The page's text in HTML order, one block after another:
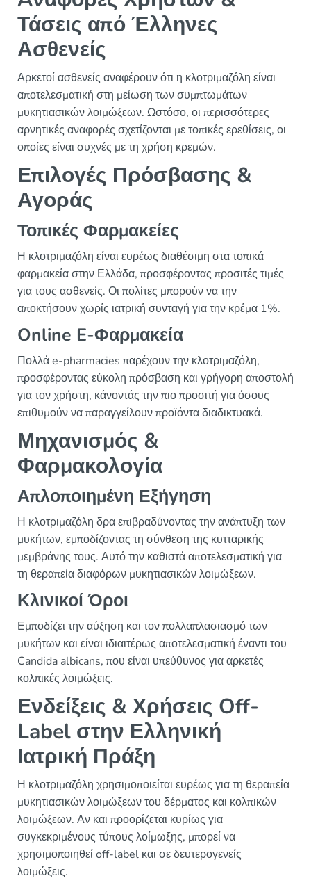
Τάσεις από Έλληνες
Ασθενείς
Αρκετοί ασθενείς αναφέρουν ότι η κλοτριμαζόλη είναι
αποτελεσματική στη μείωση των συμπτωμάτων
μυκητιασικών λοιμώξεων. Ωστόσο, οι περισσότερες
αρνητικές αναφορές σχετίζονται με τοπικές ερεθίσεις, οι
οποίες είναι συχνές με τη χρήση κρεμών.
Επιλογές Πρόσβασης &
Αγοράς
Τοπικές Φαρμακείες
Η κλοτριμαζόλη είναι ευρέως διαθέσιμη στα τοπικά
φαρμακεία στην Ελλάδα, προσφέροντας προσιτές τιμές
για τους ασθενείς. Οι πολίτες μπορούν να την
αποκτήσουν χωρίς ιατρική συνταγή για την κρέμα 1%.
Online E-Φαρμακεία
Πολλά e-pharmacies παρέχουν την κλοτριμαζόλη,
προσφέροντας εύκολη πρόσβαση και γρήγορη αποστολή
για τον χρήστη, κάνοντάς την πιο προσιτή για όσους
επιθυμούν να παραγγείλουν προϊόντα διαδικτυακά.
Μηχανισμός &
Φαρμακολογία
Απλοποιημένη Εξήγηση
Η κλοτριμαζόλη δρα επιβραδύνοντας την ανάπτυξη των
μυκήτων, εμποδίζοντας τη σύνθεση της κυτταρικής
μεμβράνης τους. Αυτό την καθιστά αποτελεσματική για
τη θεραπεία διαφόρων μυκητιασικών λοιμώξεων.
Κλινικοί Όροι
Εμποδίζει την αύξηση και τον πολλαπλασιασμό των
μυκήτων και είναι ιδιαιτέρως αποτελεσματική έναντι του
Candida albicans, που είναι υπεύθυνος για αρκετές
κολπικές λοιμώξεις.
Ενδείξεις & Χρήσεις Off-
Label στην Ελληνική
Ιατρική Πράξη
Η κλοτριμαζόλη χρησιμοποιείται ευρέως για τη θεραπεία
μυκητιασικών λοιμώξεων του δέρματος και κολπικών
λοιμώξεων. Αν και προορίζεται κυρίως για
συγκεκριμένους τύπους λοίμωξης, μπορεί να
χρησιμοποιηθεί off-label και σε δευτερογενείς
λοιμώξεις.